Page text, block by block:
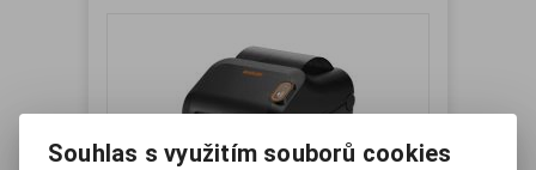
Souhlas s využitím souborů cookies